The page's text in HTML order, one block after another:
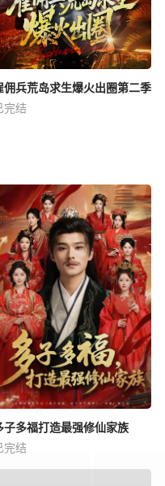
佣兵荒岛求生爆火出圈第二季
完结
子多福打造最强修仙家族
完结